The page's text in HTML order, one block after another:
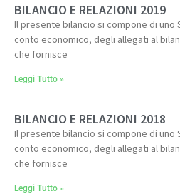
BILANCIO E RELAZIONI 2019
Il presente bilancio si compone di uno
conto economico, degli allegati al
che fornisce
Leggi Tutto »
BILANCIO E RELAZIONI 2018
Il presente bilancio si compone di uno
conto economico, degli allegati al
che fornisce
Leggi Tutto »